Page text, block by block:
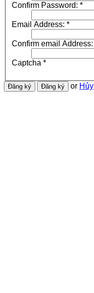
Confirm Password: *
Email Address: *
Confirm email Address:
Captcha *
or Hủy